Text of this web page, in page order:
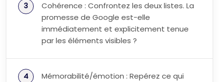
Cohérence : Confrontez les deux listes. La
promesse de Google est-elle
immédiatement et explicitement tenue
par les éléments visibles ?
Mémorabilité/émotion : Repérez ce qui